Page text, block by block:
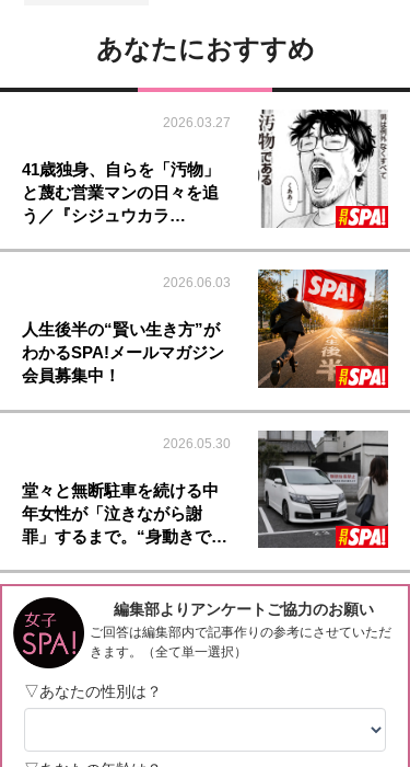
あなたにおすすめ
2026.03.27
41歳独身、自らを「汚物」
と蔑む営業マンの日々を追
う／『シジュウカラ…
2026.06.03
人生後半の“賢い生き方”が
わかるSPA!メールマガジン
会員募集中！
2026.05.30
堂々と無断駐車を続ける中
年女性が「泣きながら謝
罪」するまで。“身動きで…